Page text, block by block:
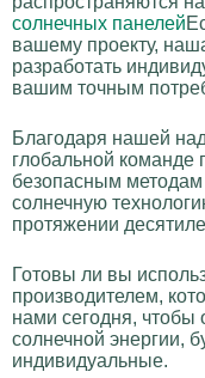
солнечных панелей
вашему проекту,
разработать
вашим точным
Благодаря нашей
глобальной команде
безопасным
солнечную
протяжении
Готовы ли вы
производителем,
нами сегодня, чтобы
солнечной энергии,
индивидуальные.